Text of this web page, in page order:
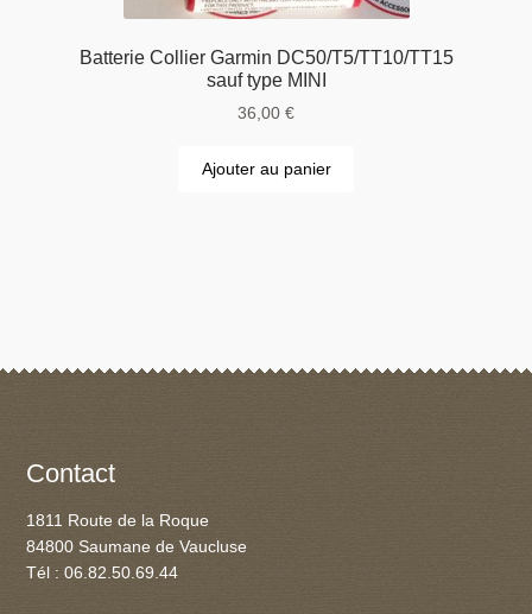
Batterie Collier Garmin DC50/T5/TT10/TT15
sauf type MINI
36,00 €
Ajouter au panier
Contact
1811 Route de la Roque
84800 Saumane de Vaucluse
Tél : 06.82.50.69.44